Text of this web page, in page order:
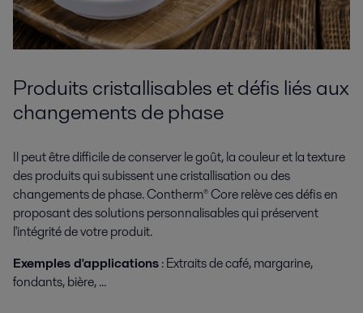
Produits cristallisables et défis liés aux
changements de phase
Il peut être difficile de conserver le goût, la couleur et la texture
des produits qui subissent une cristallisation ou des
changements de phase. Contherm® Core relève ces défis en
proposant des solutions personnalisables qui préservent
l'intégrité de votre produit.
Exemples d'applications: Extraits de café, margarine,
fondants, bière, ...